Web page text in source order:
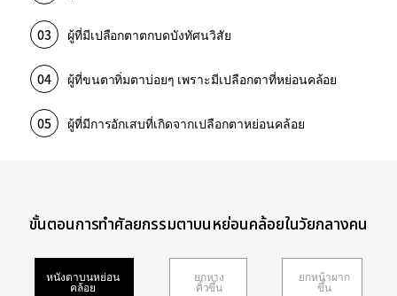
03 ผู้ที่มีเปลือกตาตกบดบังทัศนวิสัย
04 ผู้ที่ขนตาทิ่มตาบ่อยๆ เพราะมีเปลือกตาที่หย่อนคล้อย
05 ผู้ที่มีการอักเสบที่เกิดจากเปลือกตาหย่อนคล้อย
ขั้นตอนการทำศัลยกรรมตาบนหย่อนคล้อยในวัยกลางคน
หนังตาบนหย่อน
คล้อย
ยกหาง
คิ้วขึ้น
ยกหน้าผาก
ขึ้น